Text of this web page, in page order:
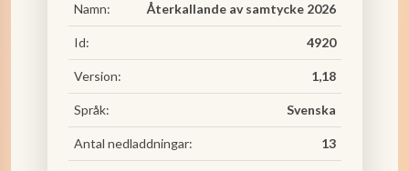
Namn: Återkallande av samtycke 2026
Id: 4920
Version: 1,18
Språk: Svenska
Antal nedladdningar: 13